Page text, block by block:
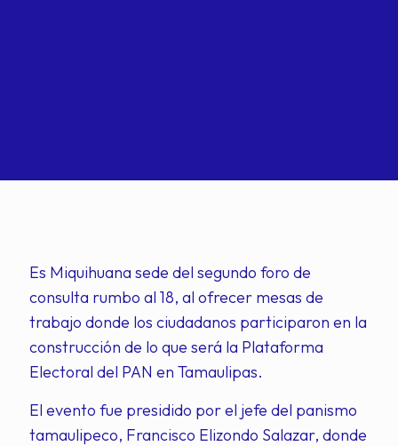
Es Miquihuana sede del segundo foro de
consulta rumbo al 18, al ofrecer mesas de
trabajo donde los ciudadanos participaron en la
construcción de lo que será la Plataforma
Electoral del PAN en Tamaulipas.
El evento fue presidido por el jefe del panismo
tamaulipeco, Francisco Elizondo Salazar, donde